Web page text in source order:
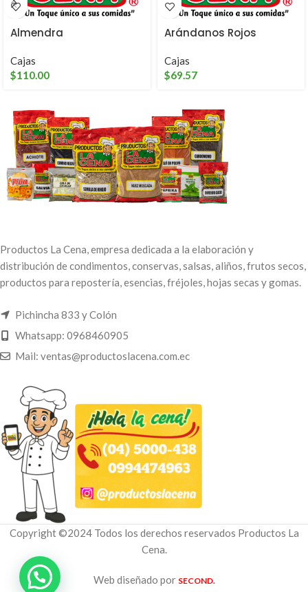
Almendra
Cajas
$110.00
Arándanos Rojos
Cajas
$69.57
Productos La Cena, empresa dedicada a la elaboración y
distribución de condimentos, conservas, salsas, aliños, frutos secos,
productos para repostería, esencias, fréjoles, hojas secas y gomas.
Pichincha 833 y Colón
Whatsapp: 0968460905
Mail: ventas@productoslacena.com.ec
Copyright ©2024 Todos los derechos reservados Productos La
Cena.
Web diseñado por SECOND.